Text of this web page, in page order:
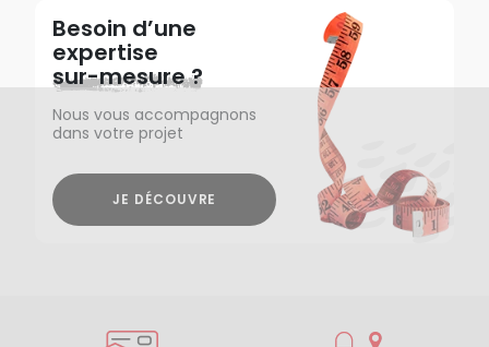
Besoin d’une
expertise
sur-mesure ?
Nous vous accompagnons
dans votre projet
JE DÉCOUVRE